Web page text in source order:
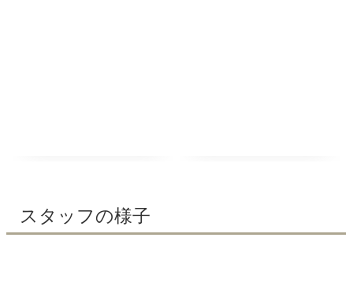
スタッフの様子